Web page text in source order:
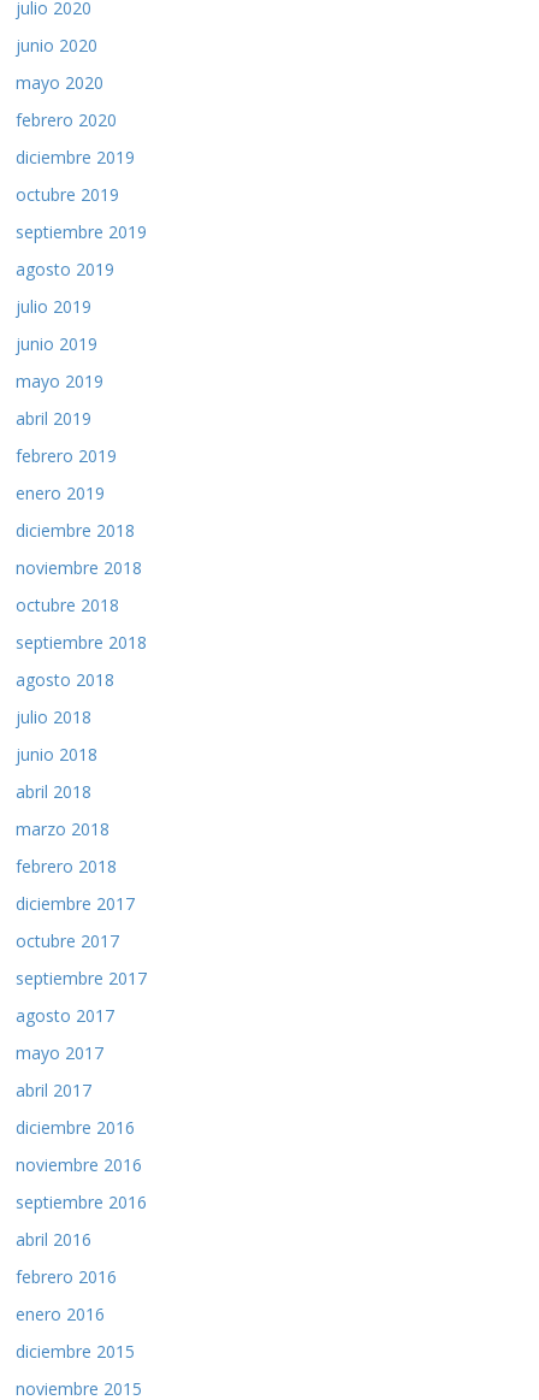
julio 2020
junio 2020
mayo 2020
febrero 2020
diciembre 2019
octubre 2019
septiembre 2019
agosto 2019
julio 2019
junio 2019
mayo 2019
abril 2019
febrero 2019
enero 2019
diciembre 2018
noviembre 2018
octubre 2018
septiembre 2018
agosto 2018
julio 2018
junio 2018
abril 2018
marzo 2018
febrero 2018
diciembre 2017
octubre 2017
septiembre 2017
agosto 2017
mayo 2017
abril 2017
diciembre 2016
noviembre 2016
septiembre 2016
abril 2016
febrero 2016
enero 2016
diciembre 2015
noviembre 2015